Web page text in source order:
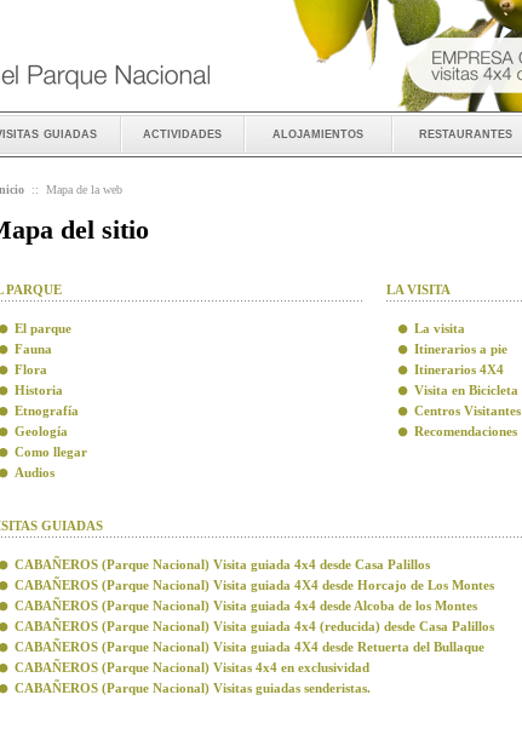
guiadas actividades alojamientos restaurantes
:: Mapa de la web
del sitio
PARQUE
El parque
Fauna
Flora
Historia
Etnografía
Geología
Como llegar
Audios
LA VISITA
La visita
Itinerarios a pie
Itinerarios 4X4
Visita en Bicicleta
Centros Visitantes
Recomendaciones
GUIADAS
CABAÑEROS (Parque Nacional) Visita guiada 4x4 desde Casa Palillos
CABAÑEROS (Parque Nacional) Visita guiada 4X4 desde Horcajo de Los Montes
CABAÑEROS (Parque Nacional) Visita guiada 4x4 desde Alcoba de los Montes
CABAÑEROS (Parque Nacional) Visita guiada 4x4 (reducida) desde Casa Palillos
CABAÑEROS (Parque Nacional) Visita guiada 4X4 desde Retuerta del Bullaque
CABAÑEROS (Parque Nacional) Visitas 4x4 en exclusividad
CABAÑEROS (Parque Nacional) Visitas guiadas senderistas.